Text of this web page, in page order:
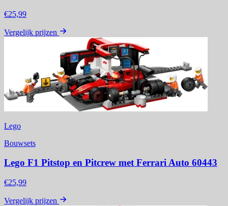
€25,99
Vergelijk prijzen
Lego
Bouwsets
Lego F1 Pitstop en Pitcrew met Ferrari Auto 60443
€25,99
Vergelijk prijzen